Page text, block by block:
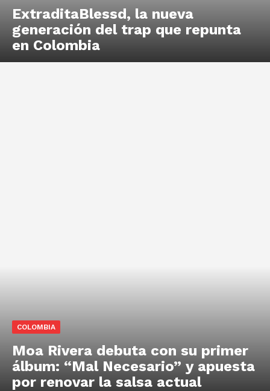
ExtraditaBlessd, la nueva
generación del trap que repunta
en Colombia
COLOMBIA
Moa Rivera debuta con su primer
álbum: “Mal Necesario” y apuesta
por renovar la salsa actual